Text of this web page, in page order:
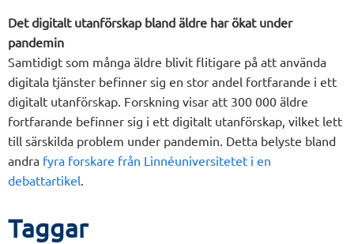
Det digitalt utanförskap bland äldre har ökat under
pandemin
Samtidigt som många äldre blivit flitigare på att använda
digitala tjänster befinner sig en stor andel fortfarande i ett
digitalt utanförskap. Forskning visar att 300 000 äldre
fortfarande befinner sig i ett digitalt utanförskap, vilket lett
till särskilda problem under pandemin. Detta belyste bland
andra fyra forskare från Linnéuniversitetet i en
debattartikel
Taggar